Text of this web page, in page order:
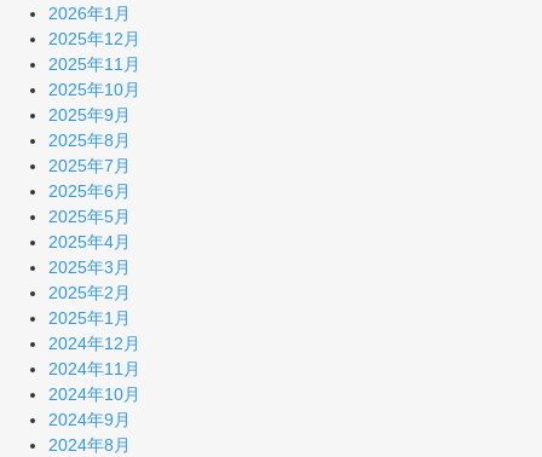
2026年1月
2025年12月
2025年11月
2025年10月
2025年9月
2025年8月
2025年7月
2025年6月
2025年5月
2025年4月
2025年3月
2025年2月
2025年1月
2024年12月
2024年11月
2024年10月
2024年9月
2024年8月